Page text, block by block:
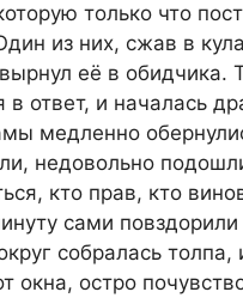
только что
из них, сжав в
её в обидчика.
в ответ, и началась
медленно
недовольно
кто прав, кто
сами
собралась толпа,
окна, остро